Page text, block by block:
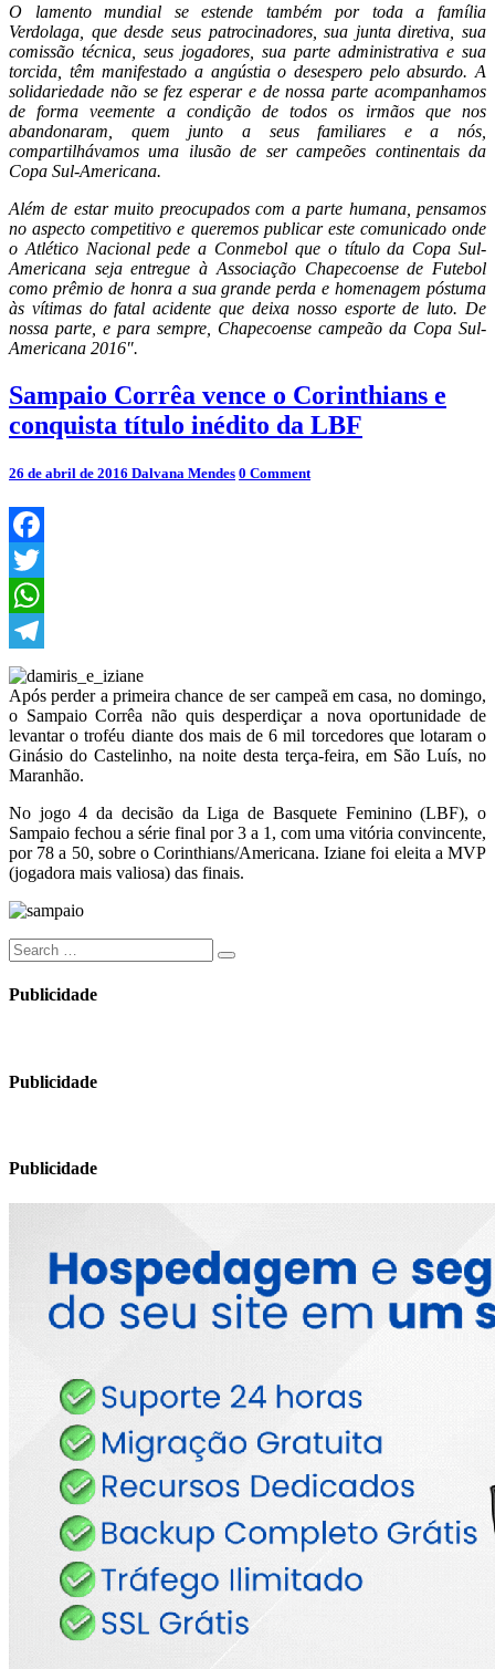
O lamento mundial se estende também por toda a família
Verdolaga, que desde seus patrocinadores, sua junta diretiva, sua
comissão técnica, seus jogadores, sua parte administrativa e sua
torcida, têm manifestado a angústia o desespero pelo absurdo. A
solidariedade não se fez esperar e de nossa parte acompanhamos
de forma veemente a condição de todos os irmãos que nos
abandonaram, quem junto a seus familiares e a nós,
compartilhávamos uma ilusão de ser campeões continentais da
Copa Sul-Americana.
Além de estar muito preocupados com a parte humana, pensamos
no aspecto competitivo e queremos publicar este comunicado onde
o Atlético Nacional pede a Conmebol que o título da Copa Sul-
Americana seja entregue à Associação Chapecoense de Futebol
como prêmio de honra a sua grande perda e homenagem póstuma
às vítimas do fatal acidente que deixa nosso esporte de luto. De
nossa parte, e para sempre, Chapecoense campeão da Copa Sul-
Americana 2016″.
Sampaio
Corrêa
vence
Corinthians
conquista
título
inédito
da
LBF
Sampaio Corrêa vence o Corinthians e
conquista título inédito da LBF
26 de abril de 2016 Dalvana Mendes Comments
0 Comment
Facebook
Twitter
WhatsApp
Telegram
Após perder a primeira chance de ser campeã em casa, no domingo,
o Sampaio Corrêa não quis desperdiçar a nova oportunidade de
levantar o troféu diante dos mais de 6 mil torcedores que lotaram o
Ginásio do Castelinho, na noite desta terça-feira, em São Luís, no
Maranhão.
No jogo 4 da decisão da Liga de Basquete Feminino (LBF), o
Sampaio fechou a série final por 3 a 1, com uma vitória convincente,
por 78 a 50, sobre o Corinthians/Americana. Iziane foi eleita a MVP
(jogadora mais valiosa) das finais.
Search
for:
Search
Publicidade
Publicidade
Publicidade